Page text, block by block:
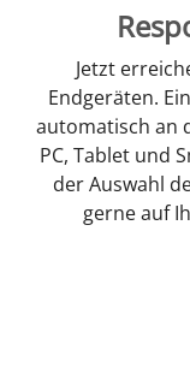
Jetzt
Endgeräten.
automatisch an
PC, Tablet und
der Auswahl
gerne auf